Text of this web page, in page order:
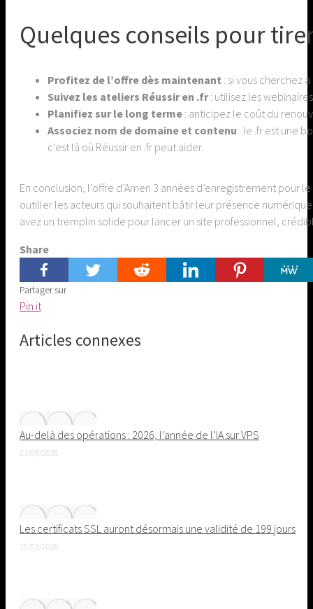
Quelques conseils pour
Profitez de l’offre dès maintenant : si vous cherchez
Suivez les ateliers Réussir en .fr: utilisez les
Planifiez sur le long terme : anticipez le coût du
Associez nom de domaine et contenu : le .fr est une
c’est là où Réussir en .fr peut aider.
En conclusion, l’offre d’Amen 3 années d’enregistrement pour
outiller les acteurs qui souhaitent bâtir leur présence
avez un tremplin solide pour lancer un site professionnel,
Share
Partager sur
Pin itShare
Pinterest
Articles connexes
Au-delà des opérations : 2026, l’année de l’IA sur VPS
21/05/2026
Les certificats SSL auront désormais une validité de 199 jours
10/03/2026